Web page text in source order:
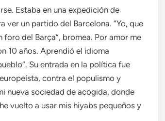
Estaba en una expedición de
ver un partido del Barcelona. “Yo, que
del Barça”, bromea. Por amor me
10 años. Aprendió el idioma
Su entrada en la política fue
contra el populismo y
nueva sociedad de acogida, donde
vuelto a usar mis hiyabs pequeños y